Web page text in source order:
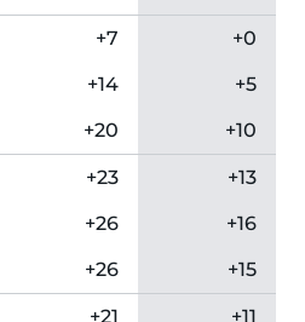
+7
+0
+14
+5
+20 +10
+23
+13
+26
+16
+26 +15
+21
+11